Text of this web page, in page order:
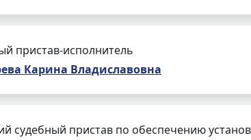
пристав-исполнитель
Карина Владиславовна
судебный пристав по обеспечению